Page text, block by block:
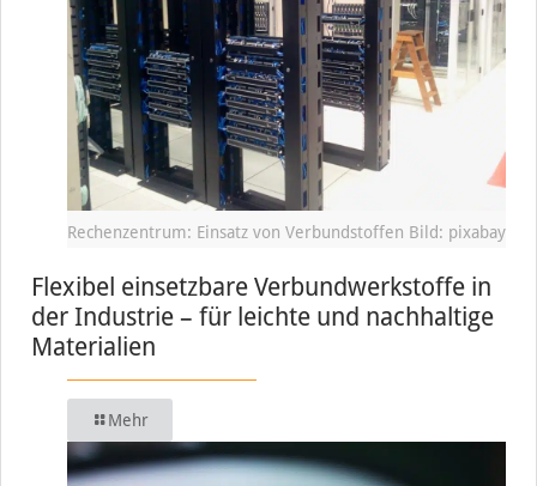
Rechenzentrum: Einsatz von Verbundstoffen Bild: pixabay
Flexibel einsetzbare Verbundwerkstoffe in
der Industrie – für leichte und nachhaltige
Materialien
Mehr